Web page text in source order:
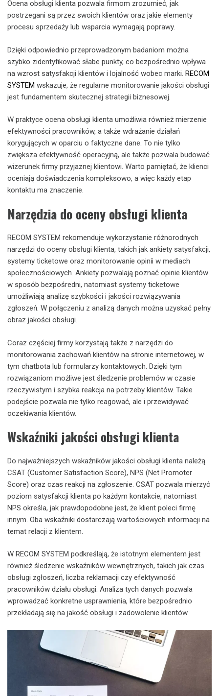
Ocena obsługi klienta pozwala firmom zrozumieć, jak
postrzegani są przez swoich klientów oraz jakie elementy
procesu sprzedaży lub wsparcia wymagają poprawy.
Dzięki odpowiednio przeprowadzonym badaniom można
szybko zidentyfikować słabe punkty, co bezpośrednio wpływa
na wzrost satysfakcji klientów i lojalność wobec marki. RECOM
SYSTEM wskazuje, że regularne monitorowanie jakości obsługi
jest fundamentem skutecznej strategii biznesowej.
W praktyce ocena obsługi klienta umożliwia również mierzenie
efektywności pracowników, a także wdrażanie działań
korygujących w oparciu o faktyczne dane. To nie tylko
zwiększa efektywność operacyjną, ale także pozwala budować
wizerunek firmy przyjaznej klientowi. Warto pamiętać, że klienci
oceniają doświadczenia kompleksowo, a więc każdy etap
kontaktu ma znaczenie.
Narzędzia do oceny obsługi klienta
RECOM SYSTEM rekomenduje wykorzystanie różnorodnych
narzędzi do oceny obsługi klienta, takich jak ankiety satysfakcji,
systemy ticketowe oraz monitorowanie opinii w mediach
społecznościowych. Ankiety pozwalają poznać opinie klientów
w sposób bezpośredni, natomiast systemy ticketowe
umożliwiają analizę szybkości i jakości rozwiązywania
zgłoszeń. W połączeniu z analizą danych można uzyskać pełny
obraz jakości obsługi.
Coraz częściej firmy korzystają także z narzędzi do
monitorowania zachowań klientów na stronie internetowej, w
tym chatbota lub formularzy kontaktowych. Dzięki tym
rozwiązaniom możliwe jest śledzenie problemów w czasie
rzeczywistym i szybka reakcja na potrzeby klientów. Takie
podejście pozwala nie tylko reagować, ale i przewidywać
oczekiwania klientów.
Wskaźniki jakości obsługi klienta
Do najważniejszych wskaźników jakości obsługi klienta należą
CSAT (Customer Satisfaction Score), NPS (Net Promoter
Score) oraz czas reakcji na zgłoszenie. CSAT pozwala mierzyć
poziom satysfakcji klienta po każdym kontakcie, natomiast
NPS określa, jak prawdopodobne jest, że klient poleci firmę
innym. Oba wskaźniki dostarczają wartościowych informacji na
temat relacji z klientem.
W RECOM SYSTEM podkreślają, że istotnym elementem jest
również śledzenie wskaźników wewnętrznych, takich jak czas
obsługi zgłoszeń, liczba reklamacji czy efektywność
pracowników działu obsługi. Analiza tych danych pozwala
wprowadzać konkretne usprawnienia, które bezpośrednio
przekładają się na jakość obsługi i zadowolenie klientów.